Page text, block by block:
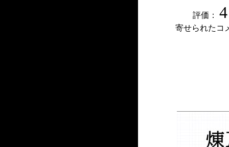
評価： 4
寄せられたコ